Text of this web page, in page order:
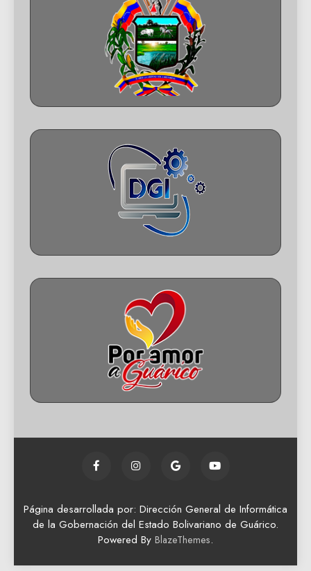
Página desarrollada por: Dirección General de Informática
de la Gobernación del Estado Bolivariano de Guárico.
Powered By BlazeThemes.